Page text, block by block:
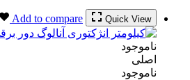
Quick View
Add to compare
ناموجود
اصلی
ناموجود